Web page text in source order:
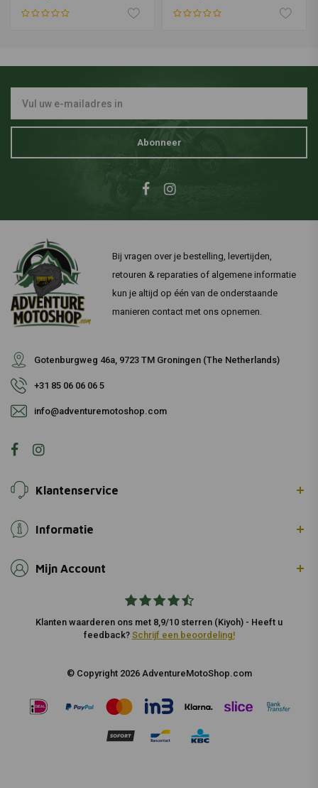
Abonneer
Bij vragen over je bestelling, levertijden,
retouren & reparaties of algemene informatie
kun je altijd op één van de onderstaande
manieren contact met ons opnemen.
Gotenburgweg 46a, 9723 TM Groningen (The Netherlands)
+31 85 06 06 06 5
info@adventuremotoshop.com
Klantenservice
Informatie
Mijn Account
Klanten waarderen ons met 8,9/10 sterren (Kiyoh) - Heeft u
feedback? Schrijf een beoordeling!
© Copyright 2026 AdventureMotoShop.com